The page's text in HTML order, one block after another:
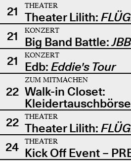
21
THEATER
Theater Lilith:
21
KONZERT
Big Band Battle:
21
KONZERT
Edb: Eddie's Tour
22
ZUM MITMACHEN
Walk-in Closet:
Kleidertauschbörse
22
THEATER
Theater Lilith:
24
THEATER
Kick Off Event –